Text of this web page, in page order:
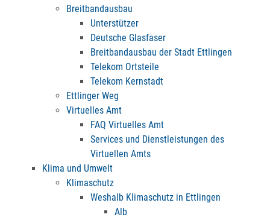
Breitbandausbau
Unterstützer
Deutsche Glasfaser
Breitbandausbau der Stadt Ettlingen
Telekom Ortsteile
Telekom Kernstadt
Ettlinger Weg
Virtuelles Amt
FAQ Virtuelles Amt
Services und Dienstleistungen des
Virtuellen Amts
Klima und Umwelt
Klimaschutz
Weshalb Klimaschutz in Ettlingen
Alb